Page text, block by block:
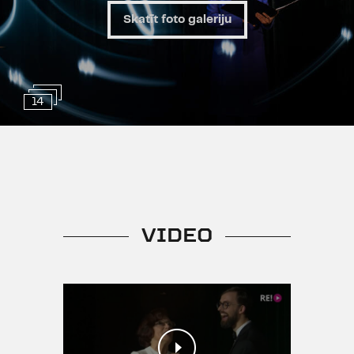
Dzenes vārdiem izsakoties –
pēdējie romantiķi. Pavisam nesen,
pagājušā gada nogalē, kāda cita
Dailes teātra romantiķe Rēzija
Kalniņa svinēja savu piecdesmit
gadu jubileju. Šovasar viņa to
atzīmēs kopā ar skatītājiem,
šobrīd paredz, ka izrādes
apmeklēt klātienē būs iespēja
tiem skatītājiem, kuri ir
vakcinēti pret Covid-19, un ir
14
Skatīt foto galeriju
VIDEO